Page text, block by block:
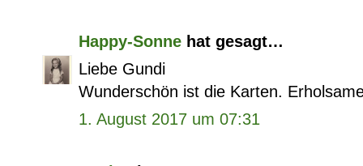
Happy-Sonne hat gesagt…
Liebe Gundi
Wunderschön ist die Karten.
1. August 2017 um 07:31